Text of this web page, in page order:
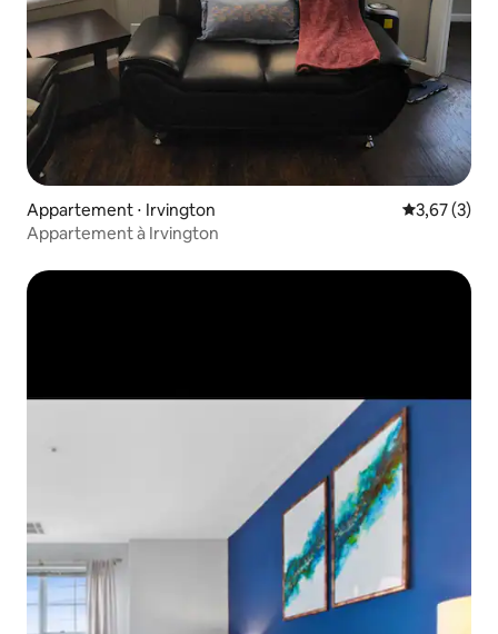
Appartement ⋅ Irvington Évaluation
3,67 (3)
Appartement à Irvington